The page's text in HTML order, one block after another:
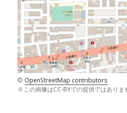
© OpenStreetMap contributors
※この画像はCC-BYでの提供ではありま